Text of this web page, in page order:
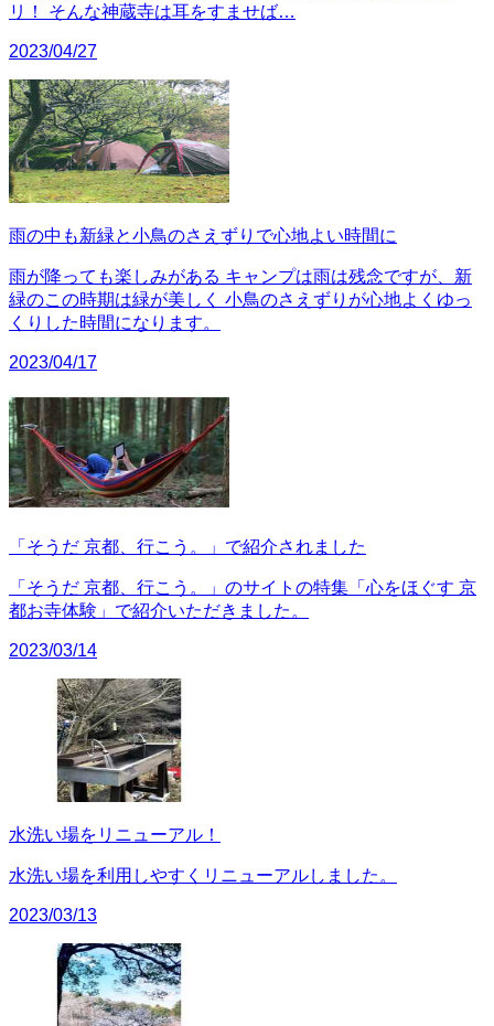
リ！ そんな神蔵寺は耳をすませば…
2023/04/27
雨の中も新緑と小鳥のさえずりで心地よい時間に
雨が降っても楽しみがある キャンプは雨は残念ですが、新
緑のこの時期は緑が美しく 小鳥のさえずりが心地よくゆっ
くりした時間になります。
2023/04/17
「そうだ 京都、行こう。」で紹介されました
「そうだ 京都、行こう。」のサイトの特集「心をほぐす 京
都お寺体験」で紹介いただきました。
2023/03/14
水洗い場をリニューアル！
水洗い場を利用しやすくリニューアルしました。
2023/03/13